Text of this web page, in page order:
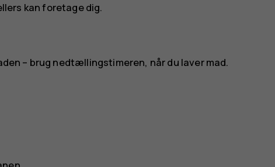
kan foretage dig.
– brug nedtællingstimeren, når du laver mad.